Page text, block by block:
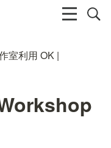
室利用 OK |